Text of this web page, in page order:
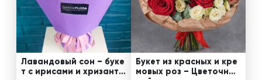
Лавандовый сон – буке
т с ирисами и хризанте
Букет из красных и кре
мовых роз – Цветочный